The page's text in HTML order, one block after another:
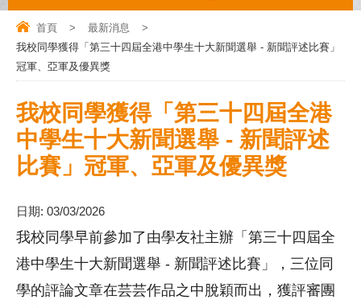
首頁 > 最新消息
>
我校同學獲得「第三十四屆全港中學生十大新聞選舉 - 新聞評述比賽」
冠軍、亞軍及優異獎
我校同學獲得「第三十四屆全港
中學生十大新聞選舉 - 新聞評述
比賽」冠軍、亞軍及優異獎
日期: 03/03/2026
我校同學早前參加了由學友社主辦「 第三十四屆全
港中學生十大新聞選舉 - 新聞評述比賽」，三位同
學的評論文章在芸芸作品之中脫穎而出， 獲評審團